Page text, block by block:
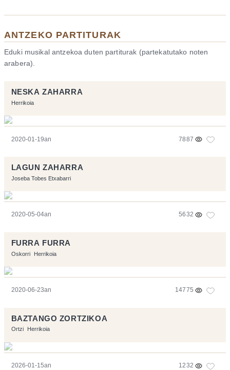
ANTZEKO PARTITURAK
Eduki musikal antzekoa duten partiturak (partekatutako noten
arabera).
NESKA ZAHARRA
Herrikoia
2020-01-19an 7887
LAGUN ZAHARRA
Joseba Tobes Etxabarri
2020-05-04an 5632
FURRA FURRA
Oskorri Herrikoia
2020-06-23an 14775
BAZTANGO ZORTZIKOA
Ortzi Herrikoia
2026-01-15an 1232